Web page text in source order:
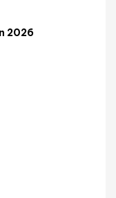
2026